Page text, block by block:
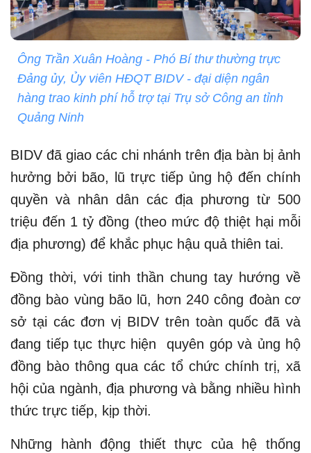
Ông Trần Xuân Hoàng - Phó Bí thư thường trực
Đảng ủy, Ủy viên HĐQT BIDV - đại diện ngân
hàng trao kinh phí hỗ trợ tại Trụ sở Công an tỉnh
Quảng Ninh
BIDV đã giao các chi nhánh trên địa bàn bị ảnh
hưởng bởi bão, lũ trực tiếp ủng hộ đến chính
quyền và nhân dân các địa phương từ 500
triệu đến 1 tỷ đồng (theo mức độ thiệt hại mỗi
địa phương) để khắc phục hậu quả thiên tai.
Đồng thời, với tinh thần chung tay hướng về
đồng bào vùng bão lũ, hơn 240 công đoàn cơ
sở tại các đơn vị BIDV trên toàn quốc đã và
đang tiếp tục thực hiện quyên góp và ủng hộ
đồng bào thông qua các tổ chức chính trị, xã
hội của ngành, địa phương và bằng nhiều hình
thức trực tiếp, kịp thời.
Những hành động thiết thực của hệ thống